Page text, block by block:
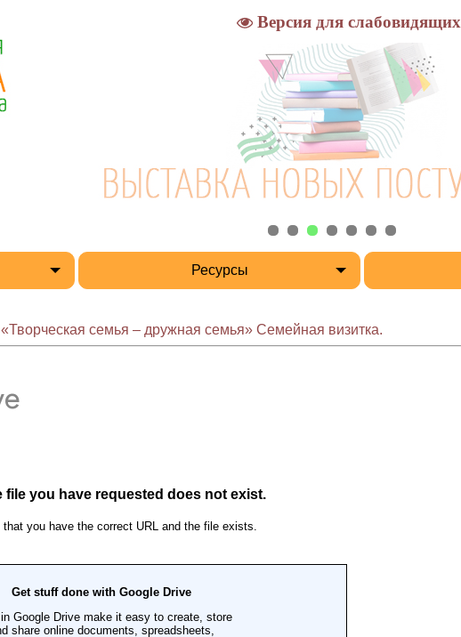
Версия для слабовидящих
Ресурсы
«Творческая семья – дружная семья» Семейная визитка.